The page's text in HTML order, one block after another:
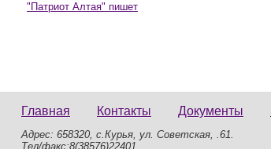
"Патриот Алтая" пишет
Главная Контакты Документы
Адрес: 658320, с.Курья, ул. Советская, .61.
Тел/факс:8(38576)22401